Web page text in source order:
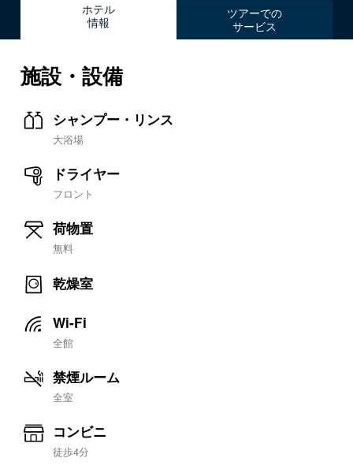
ホテル
情報
ツアーでの
サービス
施設・設備
シャンプー・リンス
大浴場
ドライヤー
フロント
荷物置
無料
乾燥室
Wi-Fi
全館
禁煙ルーム
全室
コンビニ
徒歩4分